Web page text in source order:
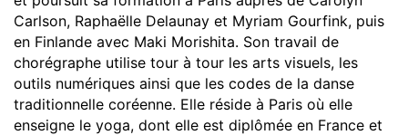
Carlson, Raphaëlle Delaunay et Myriam Gourfink, puis
en Finlande avec Maki Morishita. Son travail de
chorégraphe utilise tour à tour les arts visuels, les
outils numériques ainsi que les codes de la danse
traditionnelle coréenne. Elle réside à Paris où elle
enseigne le yoga, dont elle est diplômée en France et